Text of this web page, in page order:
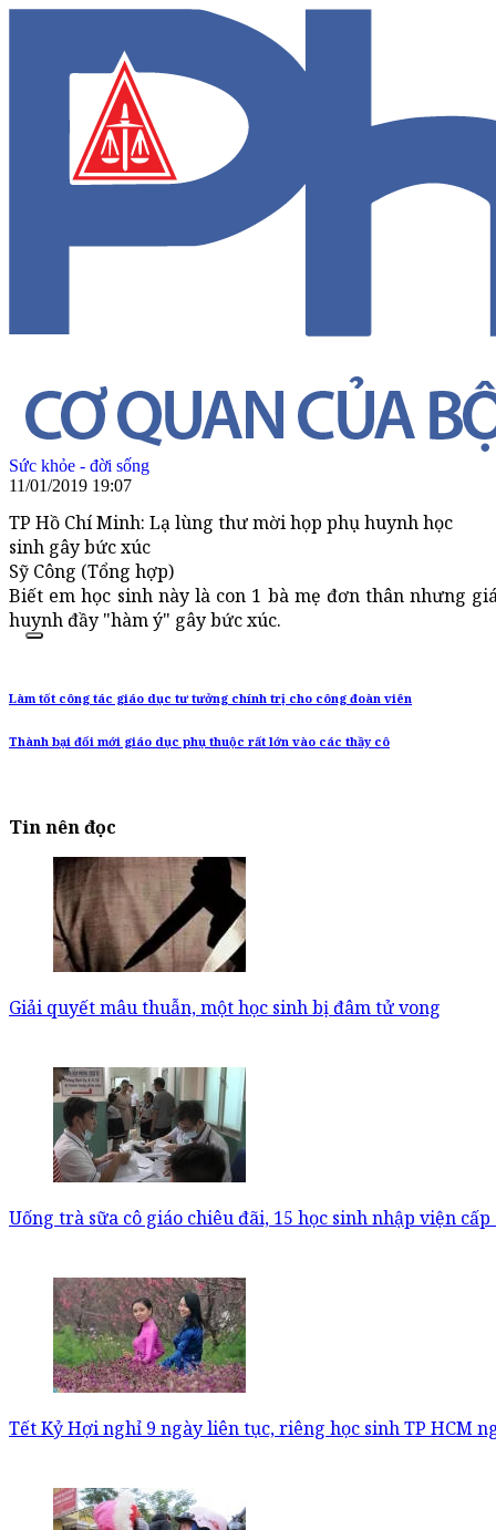
Sức khỏe - đời sống
11/01/2019 19:07
TP Hồ Chí Minh: Lạ lùng thư mời họp phụ huynh học
sinh gây bức xúc
Sỹ Công (Tổng hợp)
Biết em học sinh này là con 1 bà mẹ đơn thân nhưng
huynh đầy "hàm ý" gây bức xúc.
Làm tốt công tác giáo dục tư tưởng chính trị cho công đoàn viên
Thành bại đổi mới giáo dục phụ thuộc rất lớn vào các thầy cô
Tin nên đọc
Giải quyết mâu thuẫn, một học sinh bị đâm tử vong
Uống trà sữa cô giáo chiêu đãi, 15 học sinh nhập viện
Tết Kỷ Hợi nghỉ 9 ngày liên tục, riêng học sinh TP HCM